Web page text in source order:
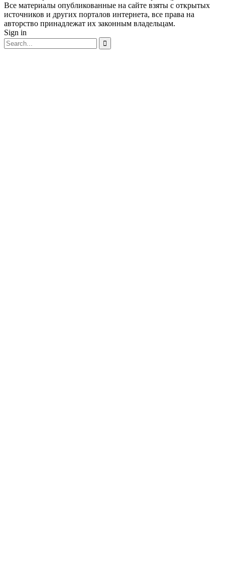
Все материалы опубликованные на сайте взяты с открытых
источников и других порталов интернета, все права на
авторство принадлежат их законным владельцам.
Sign in